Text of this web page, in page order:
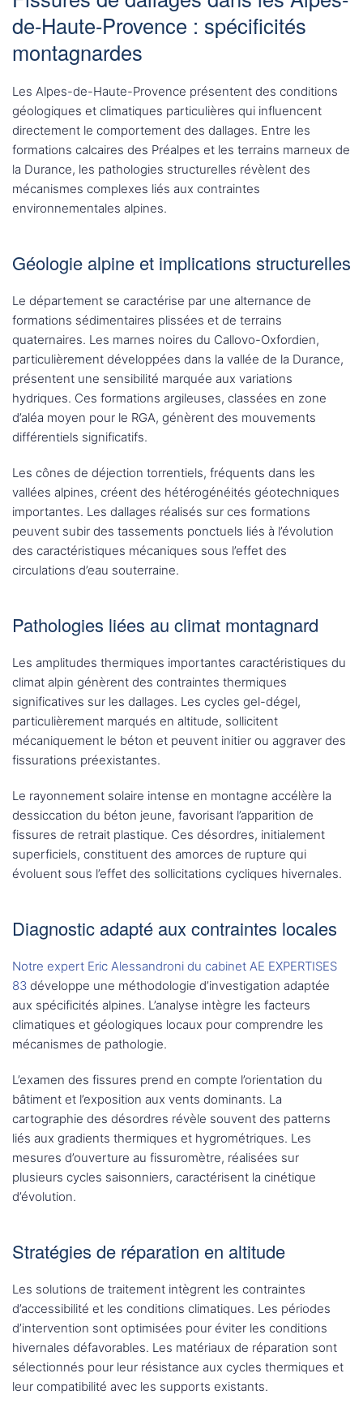
de-Haute-Provence : spécificités
montagnardes
Les Alpes-de-Haute-Provence présentent des conditions
géologiques et climatiques particulières qui influencent
directement le comportement des dallages. Entre les
formations calcaires des Préalpes et les terrains marneux de
la Durance, les pathologies structurelles révèlent des
mécanismes complexes liés aux contraintes
environnementales alpines.
Géologie alpine et implications structurelles
Le département se caractérise par une alternance de
formations sédimentaires plissées et de terrains
quaternaires. Les marnes noires du Callovo-Oxfordien,
particulièrement développées dans la vallée de la Durance,
présentent une sensibilité marquée aux variations
hydriques. Ces formations argileuses, classées en zone
d’aléa moyen pour le RGA, génèrent des mouvements
différentiels significatifs.
Les cônes de déjection torrentiels, fréquents dans les
vallées alpines, créent des hétérogénéités géotechniques
importantes. Les dallages réalisés sur ces formations
peuvent subir des tassements ponctuels liés à l’évolution
des caractéristiques mécaniques sous l’effet des
circulations d’eau souterraine.
Pathologies liées au climat montagnard
Les amplitudes thermiques importantes caractéristiques du
climat alpin génèrent des contraintes thermiques
significatives sur les dallages. Les cycles gel-dégel,
particulièrement marqués en altitude, sollicitent
mécaniquement le béton et peuvent initier ou aggraver des
fissurations préexistantes.
Le rayonnement solaire intense en montagne accélère la
dessiccation du béton jeune, favorisant l’apparition de
fissures de retrait plastique. Ces désordres, initialement
superficiels, constituent des amorces de rupture qui
évoluent sous l’effet des sollicitations cycliques hivernales.
Diagnostic adapté aux contraintes locales
Notre expert Eric Alessandroni du cabinet AE EXPERTISES
83 développe une méthodologie d’investigation adaptée
aux spécificités alpines. L’analyse intègre les facteurs
climatiques et géologiques locaux pour comprendre les
mécanismes de pathologie.
L’examen des fissures prend en compte l’orientation du
bâtiment et l’exposition aux vents dominants. La
cartographie des désordres révèle souvent des patterns
liés aux gradients thermiques et hygrométriques. Les
mesures d’ouverture au fissuromètre, réalisées sur
plusieurs cycles saisonniers, caractérisent la cinétique
d’évolution.
Stratégies de réparation en altitude
Les solutions de traitement intègrent les contraintes
d’accessibilité et les conditions climatiques. Les périodes
d’intervention sont optimisées pour éviter les conditions
hivernales défavorables. Les matériaux de réparation sont
sélectionnés pour leur résistance aux cycles thermiques et
leur compatibilité avec les supports existants.